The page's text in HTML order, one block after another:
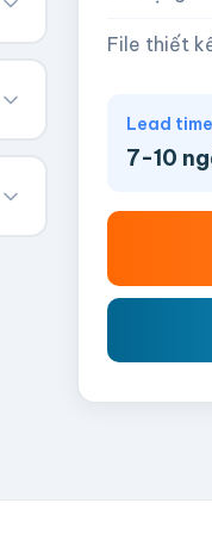
File thiết
Lead
7-10